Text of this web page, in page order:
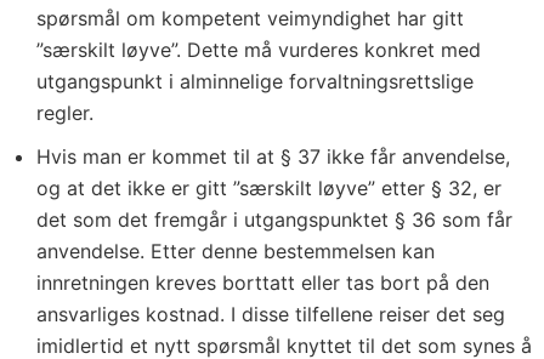
spørsmål om kompetent veimyndighet har gitt
”særskilt løyve”. Dette må vurderes konkret med
utgangspunkt i alminnelige forvaltningsrettslige
regler.
Hvis man er kommet til at § 37 ikke får anvendelse,
og at det ikke er gitt ”særskilt løyve” etter § 32, er
det som det fremgår i utgangspunktet § 36 som får
anvendelse. Etter denne bestemmelsen kan
innretningen kreves borttatt eller tas bort på den
ansvarliges kostnad. I disse tilfellene reiser det seg
imidlertid et nytt spørsmål knyttet til det som synes å